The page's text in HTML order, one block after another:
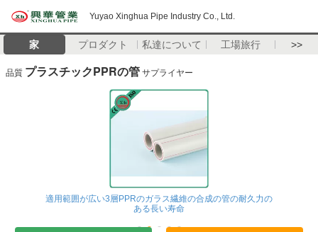
Yuyao Xinghua Pipe Industry Co., Ltd.
家 プロダクト 私達について 工場旅行 >>
品質 プラスチックPPRの管 サプライヤー
適用範囲が広い3層PPRのガラス繊維の合成の管の耐久力の
ある長い寿命